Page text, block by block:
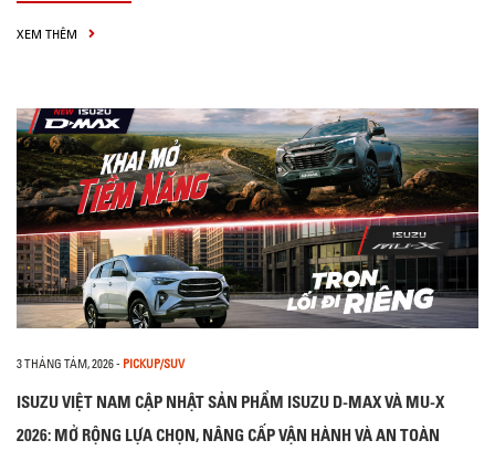
XEM THÊM
3 THÁNG TÁM, 2026- PICKUP/SUV
ISUZU VIỆT NAM CẬP NHẬT SẢN PHẨM ISUZU D-MAX VÀ MU-X
2026: MỞ RỘNG LỰA CHỌN, NÂNG CẤP VẬN HÀNH VÀ AN TOÀN